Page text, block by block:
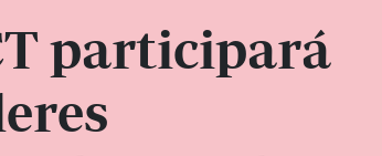
participará